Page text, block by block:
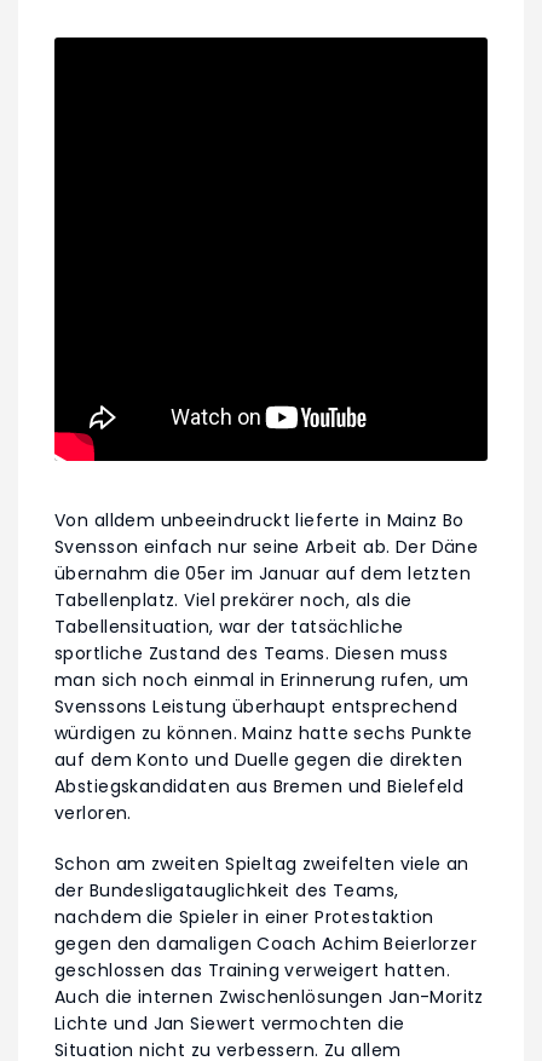
Von alldem unbeeindruckt lieferte in Mainz Bo
Svensson einfach nur seine Arbeit ab. Der Däne
übernahm die 05er im Januar auf dem letzten
Tabellenplatz. Viel prekärer noch, als die
Tabellensituation, war der tatsächliche
sportliche Zustand des Teams. Diesen muss
man sich noch einmal in Erinnerung rufen, um
Svenssons Leistung überhaupt entsprechend
würdigen zu können. Mainz hatte sechs Punkte
auf dem Konto und Duelle gegen die direkten
Abstiegskandidaten aus Bremen und Bielefeld
verloren.
Schon am zweiten Spieltag zweifelten viele an
der Bundesligatauglichkeit des Teams,
nachdem die Spieler in einer Protestaktion
gegen den damaligen Coach Achim Beierlorzer
geschlossen das Training verweigert hatten.
Auch die internen Zwischenlösungen Jan-Moritz
Lichte und Jan Siewert vermochten die
Situation nicht zu verbessern. Zu allem